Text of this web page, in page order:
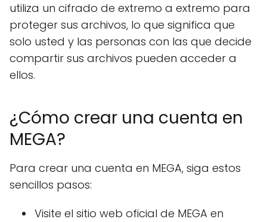
utiliza un cifrado de extremo a extremo para
proteger sus archivos, lo que significa que
solo usted y las personas con las que decide
compartir sus archivos pueden acceder a
ellos.
¿Cómo crear una cuenta en
MEGA?
Para crear una cuenta en MEGA, siga estos
sencillos pasos:
Visite el sitio web oficial de MEGA en